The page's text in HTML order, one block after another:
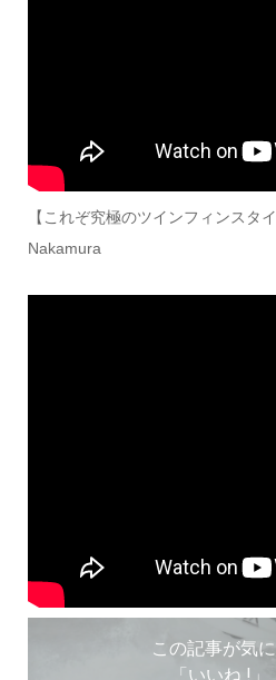
【これぞ究極のツインフィンスタ
Nakamura
この記事が気
「いいね !」